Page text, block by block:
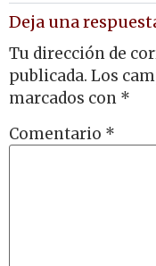
Deja una
Tu dirección de
publicada. Los
marcados con *
Comentario *